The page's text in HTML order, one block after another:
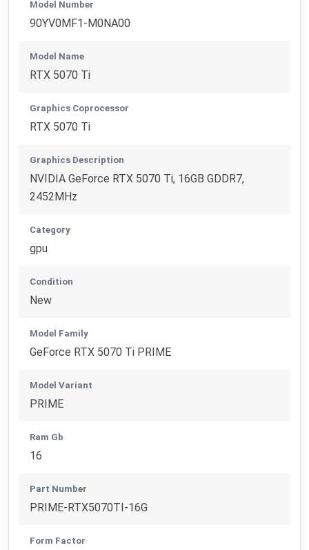
Model Number
90YV0MF1-M0NA00
Model Name
RTX 5070 Ti
Graphics Coprocessor
RTX 5070 Ti
Graphics Description
NVIDIA GeForce RTX 5070 Ti, 16GB GDDR7,
2452MHz
Category
gpu
Condition
New
Model Family
GeForce RTX 5070 Ti PRIME
Model Variant
PRIME
Ram Gb
16
Part Number
PRIME-RTX5070TI-16G
Form Factor